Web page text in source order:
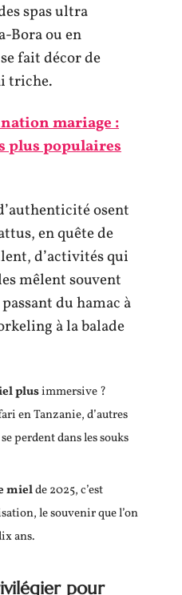
spas ultra
Bora ou en
fait décor de
triche.
mariage :
plus populaires
osent
en quête de
d’activités qui
mêlent souvent
du hamac à
à la balade
plusimmersive ?
en Tanzanie, d’autres
perdent dans les souks
mielde 2025, c’est
le souvenir que l’on
ans.
pour